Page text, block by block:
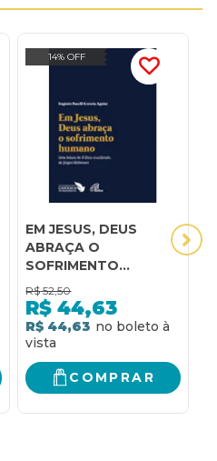
14% OFF
EM JESUS, DEUS
ABRAÇA O
SOFRIMENTO
HUMANO: UMA
LEITURA DE "O DEUS
CRUCIFICADO" DE
JÜRGEN MOLTMANN
R$ 52,50
R$ 44,63
R$ 44,63
COMPRAR